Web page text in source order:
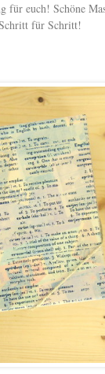
für euch! Schöne
für Schritt!